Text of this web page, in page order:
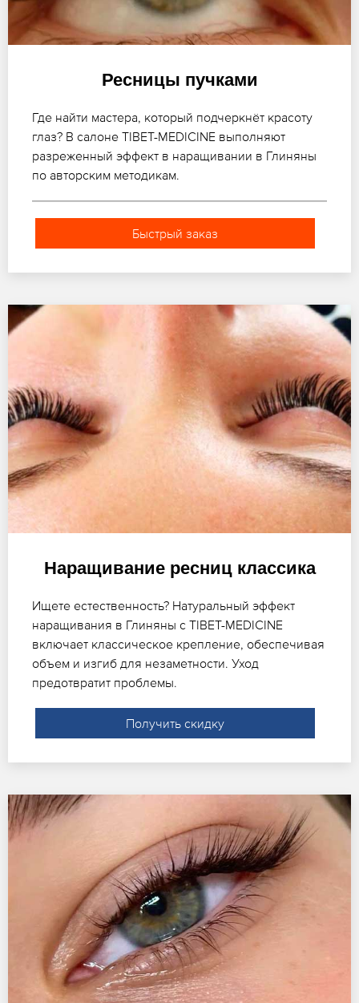
Ресницы пучками
Где найти мастера, который подчеркнёт красоту
глаз? В салоне TIBET-MEDICINE выполняют
разреженный эффект в наращивании в Глиняны
по авторским методикам.
Быстрый заказ
Наращивание ресниц классика
Ищете естественность? Натуральный эффект
наращивания в Глиняны с TIBET-MEDICINE
включает классическое крепление, обеспечивая
объем и изгиб для незаметности. Уход
предотвратит проблемы.
Получить скидку